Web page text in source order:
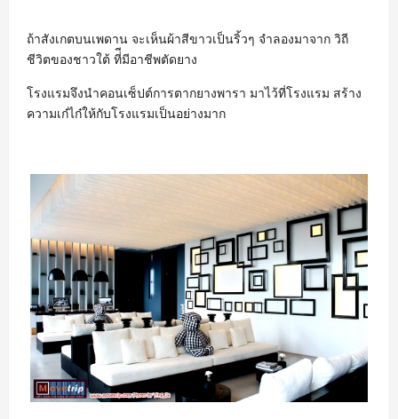
ถ้าสังเกตบนเพดาน จะเห็นผ้าสีขาวเป็นริ้วๆ จำลองมาจาก วิถี
ชีวิตของชาวใต้ ที่ีมีอาชีพตัดยาง
โรงแรมจึงนำคอนเซ็ปต์การตากยางพารา มาไว้ที่โรงแรม สร้าง
ความเก๋ไก๋ให้กับโรงแรมเป็นอย่างมาก